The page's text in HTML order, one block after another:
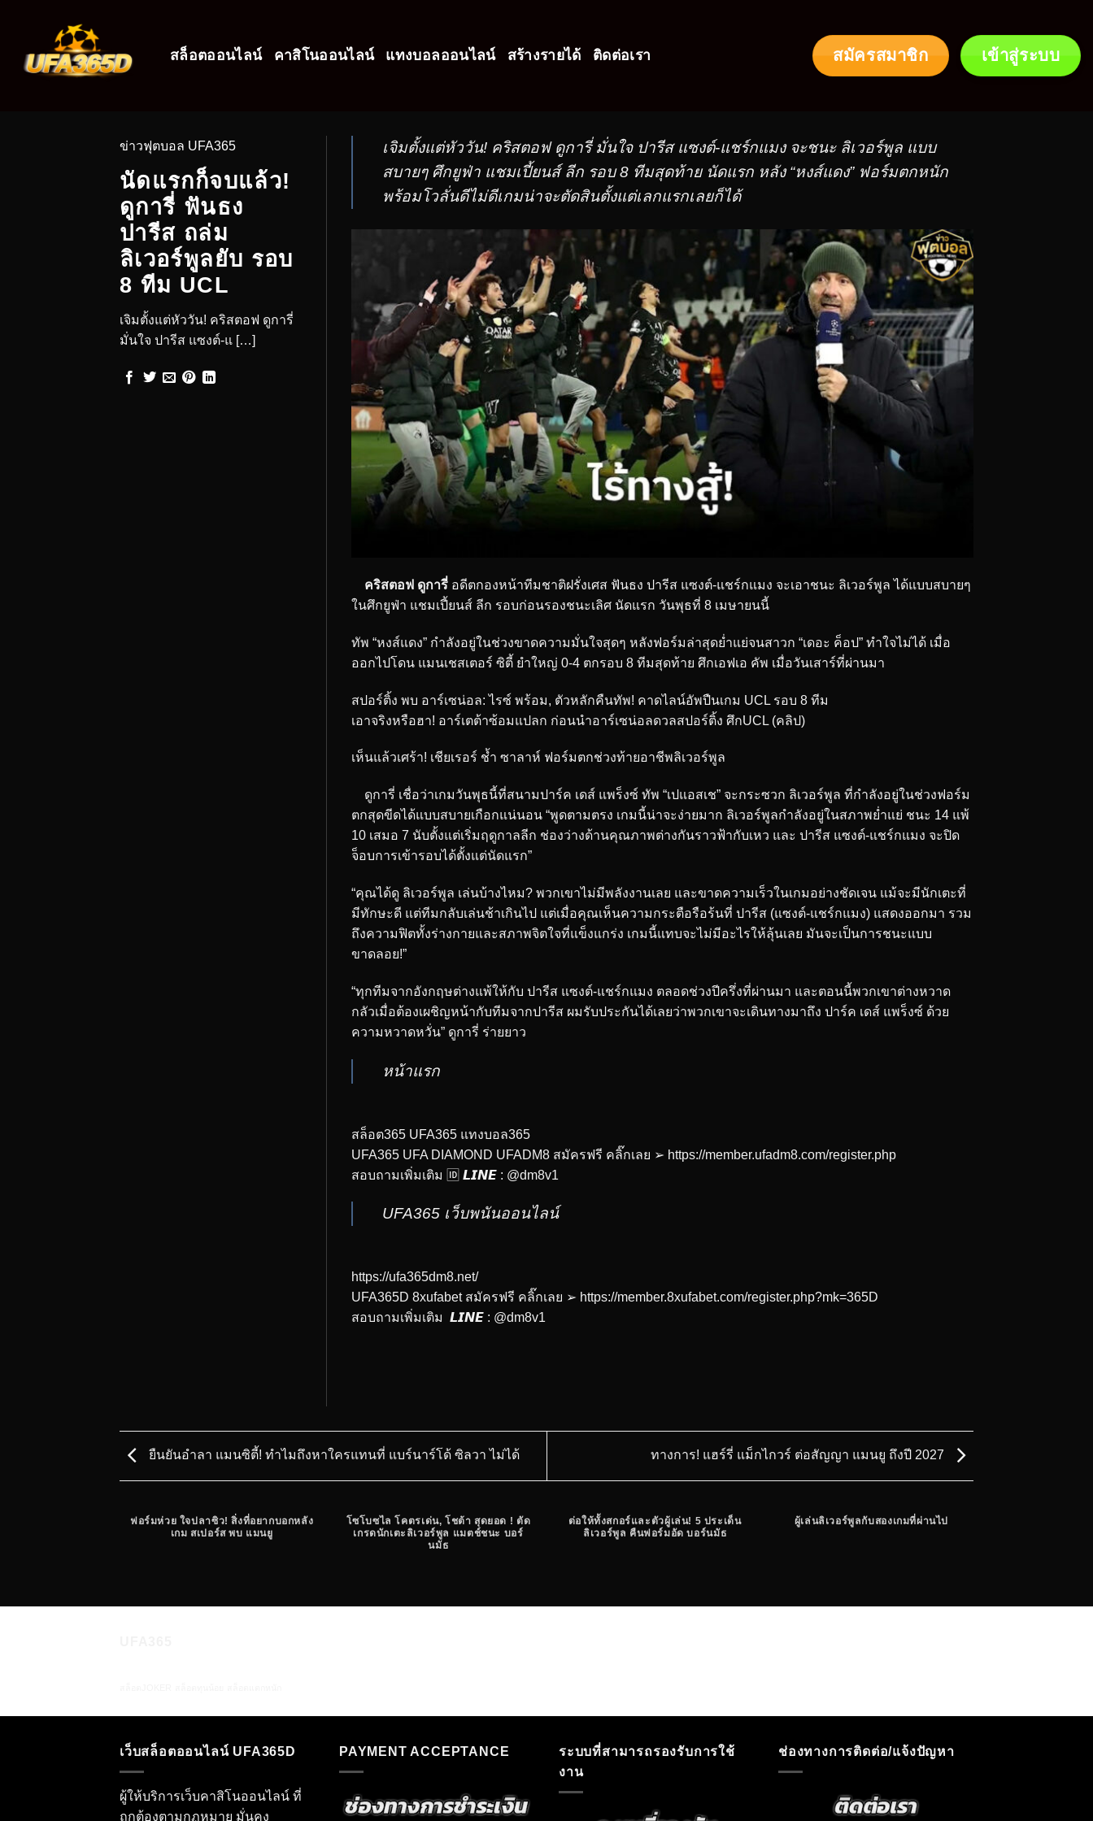
สล็อตออนไลน์ คาสิโนออนไลน์ แทงบอลออนไลน์ สร้างรายได้ ติดต่อเรา สมัครสมาชิก เข้าสู่ระบบ
ข่าวฟุตบอล UFA365
นัดแรกก็จบแล้ว!
ดูการี่ ฟันธง
ปารีส ถล่ม
ลิเวอร์พูลยับ รอบ
8 ทีม UCL
เจิมตั้งแต่หัววัน! คริสตอฟ ดูการี่
มั่นใจ ปารีส แซงต์-แ […]
เจิมตั้งแต่หัววัน! คริสตอฟ ดูการี่ มั่นใจ ปารีส แซงต์-แชร์กแมง จะชนะ ลิเวอร์พูล แบบ
สบายๆ ศึกยูฟ่า แชมเปี้ยนส์ ลีก รอบ 8 ทีมสุดท้าย นัดแรก หลัง “หงส์แดง” ฟอร์มตกหนัก
พร้อมโวลั่นดีไม่ดีเกมน่าจะตัดสินตั้งแต่เลกแรกเลยก็ได้
คริสตอฟ ดูการี่ อดีตกองหน้าทีมชาติฝรั่งเศส ฟันธง ปารีส แซงต์-แชร์กแมง จะเอาชนะ ลิเวอร์พูล ได้แบบสบายๆ
ในศึกยูฟ่า แชมเปี้ยนส์ ลีก รอบก่อนรองชนะเลิศ นัดแรก วันพุธที่ 8 เมษายนนี้
ทัพ “หงส์แดง” กำลังอยู่ในช่วงขาดความมั่นใจสุดๆ หลังฟอร์มล่าสุดย่ำแย่จนสาวก “เดอะ ค็อป” ทำใจไม่ได้ เมื่อ
ออกไปโดน แมนเชสเตอร์ ซิตี้ ยำใหญ่ 0-4 ตกรอบ 8 ทีมสุดท้าย ศึกเอฟเอ คัพ เมื่อวันเสาร์ที่ผ่านมา
สปอร์ติ้ง พบ อาร์เซน่อล: ไรซ์ พร้อม, ตัวหลักคืนทัพ! คาดไลน์อัพปืนเกม UCL รอบ 8 ทีม
เอาจริงหรือฮา! อาร์เตต้าซ้อมแปลก ก่อนนำอาร์เซน่อลดวลสปอร์ติ้ง ศึกUCL (คลิป)
เห็นแล้วเศร้า! เชียเรอร์ ช้ำ ซาลาห์ ฟอร์มตกช่วงท้ายอาชีพลิเวอร์พูล
ดูการี่ เชื่อว่าเกมวันพุธนี้ที่สนามปาร์ค เดส์ แพร็งซ์ ทัพ “เปแอสเช” จะกระซวก ลิเวอร์พูล ที่กำลังอยู่ในช่วงฟอร์ม
ตกสุดขีดได้แบบสบายเกือกแน่นอน “พูดตามตรง เกมนี้น่าจะง่ายมาก ลิเวอร์พูลกำลังอยู่ในสภาพย่ำแย่ ชนะ 14 แพ้
10 เสมอ 7 นับตั้งแต่เริ่มฤดูกาลลีก ช่องว่างด้านคุณภาพต่างกันราวฟ้ากับเหว และ ปารีส แซงต์-แชร์กแมง จะปิด
จ็อบการเข้ารอบได้ตั้งแต่นัดแรก”
“คุณได้ดู ลิเวอร์พูล เล่นบ้างไหม? พวกเขาไม่มีพลังงานเลย และขาดความเร็วในเกมอย่างชัดเจน แม้จะมีนักเตะที่
มีทักษะดี แต่ทีมกลับเล่นช้าเกินไป แต่เมื่อคุณเห็นความกระตือรือร้นที่ ปารีส (แซงต์-แชร์กแมง) แสดงออกมา รวม
ถึงความฟิตทั้งร่างกายและสภาพจิตใจที่แข็งแกร่ง เกมนี้แทบจะไม่มีอะไรให้ลุ้นเลย มันจะเป็นการชนะแบบ
ขาดลอย!”
“ทุกทีมจากอังกฤษต่างแพ้ให้กับ ปารีส แซงต์-แชร์กแมง ตลอดช่วงปีครึ่งที่ผ่านมา และตอนนี้พวกเขาต่างหวาด
กลัวเมื่อต้องเผชิญหน้ากับทีมจากปารีส ผมรับประกันได้เลยว่าพวกเขาจะเดินทางมาถึง ปาร์ค เดส์ แพร็งซ์ ด้วย
ความหวาดหวั่น” ดูการี่ ร่ายยาว
หน้าแรก
สล็อต365 UFA365 แทงบอล365
UFA365 UFA DIAMOND UFADM8 สมัครฟรี คลิ๊กเลย ➢ https://member.ufadm8.com/register.php
สอบถามเพิ่มเติม 🆔 𝙇𝙄𝙉𝙀 : @dm8v1
UFA365 เว็บพนันออนไลน์
https://ufa365dm8.net/
UFA365D 8xufabet สมัครฟรี คลิ๊กเลย ➢ https://member.8xufabet.com/register.php?mk=365D
สอบถามเพิ่มเติม 𝙇𝙄𝙉𝙀 : @dm8v1
ยืนยันอำลา แมนซิตี้! ทำไมถึงหาใครแทนที่ แบร์นาร์โด้ ซิลวา ไม่ได้ ทางการ! แฮร์รี่ แม็กไกวร์ ต่อสัญญา แมนยู ถึงปี 2027
ฟอร์มห่วย ใจปลาซิว! สิ่งที่อยากบอกหลัง
เกม สเปอร์ส พบ แมนยู
โซโบซไล โคตรเด่น, โชต้า สุดยอด ! ตัด
เกรดนักเตะลิเวอร์พูล แมตช์ชนะ บอร์
นมัธ
ต่อให้ทั้งสกอร์และตัวผู้เล่น! 5 ประเด็น
ลิเวอร์พูล คืนฟอร์มอัด บอร์นมัธ
ผู้เล่นลิเวอร์พูลกับสองเกมที่ผ่านไป
เว็บสล็อตออนไลน์ UFA365D
ผู้ให้บริการเว็บคาสิโนออนไลน์ ที่
ถูกต้องตามกฏหมาย มั่นคง
PAYMENT ACCEPTANCE
ระบบที่สามารถรองรับการใช้
งาน
ช่องทางการติดต่อ/แจ้งปัญหา